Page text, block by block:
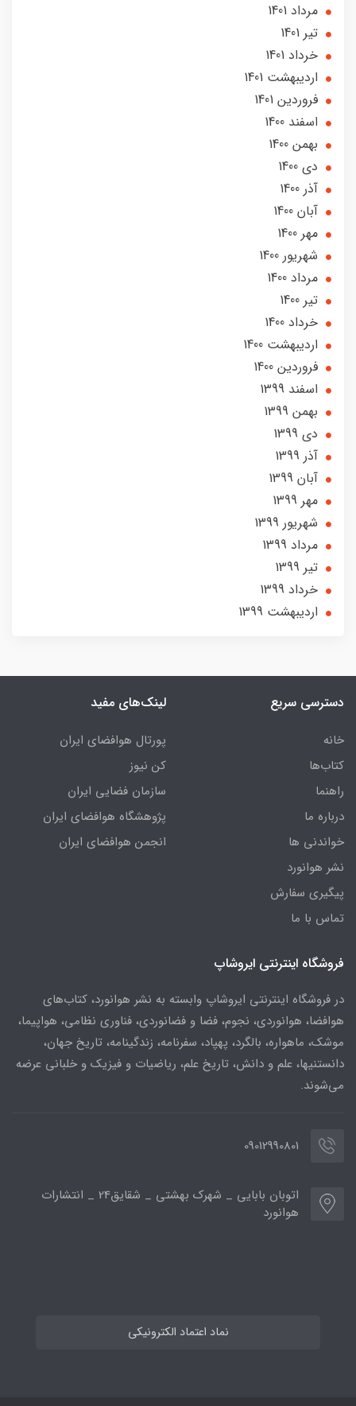
مرداد 1401
تير 1401
خرداد 1401
ارديبهشت 1401
فروردین 1401
اسفند 1400
بهمن 1400
دی 1400
آذر 1400
آبان 1400
مهر 1400
شهریور 1400
مرداد 1400
تير 1400
خرداد 1400
ارديبهشت 1400
فروردین 1400
اسفند 1399
بهمن 1399
دی 1399
آذر 1399
آبان 1399
مهر 1399
شهریور 1399
مرداد 1399
تير 1399
خرداد 1399
ارديبهشت 1399
دسترسی سریع
خانه
کتاب‌ها
راهنما
درباره ما
خواندنی ها
نشر هوانورد
پیگیری سفارش
تماس با ما
لینک‌های مفید
پورتال هوافضای ایران
کن نیوز
سازمان فضایی ایران
پژوهشگاه هوافضای ایران
انجمن هوافضای ایران
فروشگاه اینترنتی ایروشاپ
در فروشگاه اینترنتی ایروشاپ وابسته به نشر هوانورد، کتاب‌های
هوافضا، هوانوردی، نجوم، فضا و فضانوردی، فناوری نظامی، هواپیما،
موشک، ماهواره، بالگرد، پهپاد، سفرنامه، زندگینامه، تاریخ جهان،
دانستنیها، علم و دانش، تاریخ علم، ریاضیات و فیزیک و خلبانی عرضه
می‌شوند.
09012990801
اتوبان بابایی _ شهرک بهشتی _ شقایق24 _ انتشارات
هوانورد
نماد اعتماد الکترونیکی